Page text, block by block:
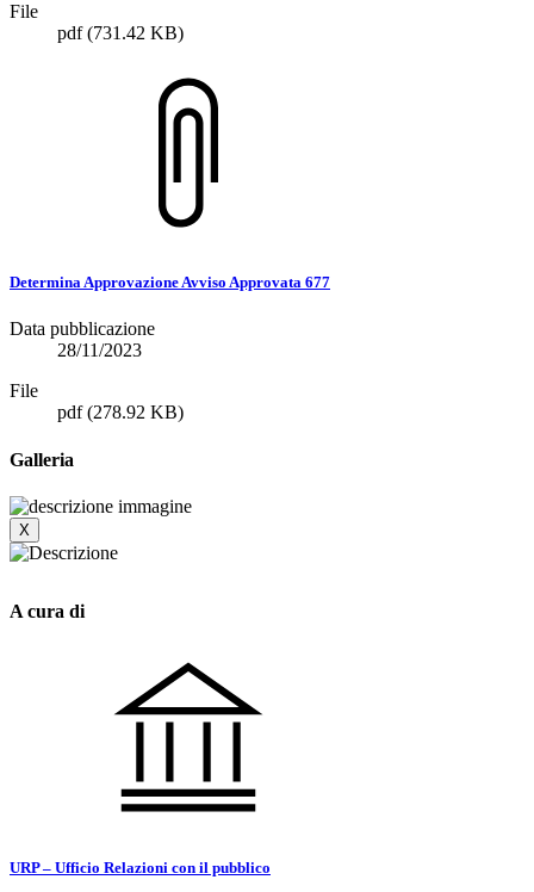
File
pdf(731.42 KB)
Determina Approvazione Avviso Approvata 677
Data pubblicazione
28/11/2023
File
pdf(278.92 KB)
Galleria
X
A cura di
URP – Ufficio Relazioni con il pubblico